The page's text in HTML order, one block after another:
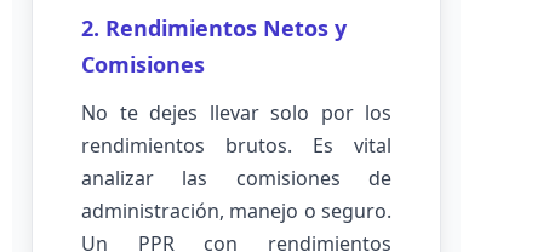
2. Rendimientos Netos y
Comisiones
No te dejes llevar solo por los
rendimientos brutos. Es vital
analizar las comisiones de
administración, manejo o seguro.
Un PPR con rendimientos